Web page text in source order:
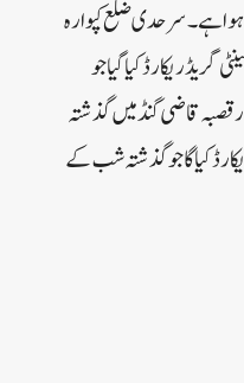
سے0.1 ڈگری سینٹی گریڈ کم ریکارڈ ہوا ہے۔سرحدی ضلع کپوارہ
میٹر بارش ریکارڈ ہوئی ہے جبکہ کم سے کم درجہ حرارت9.2 ڈگری سینٹی گریڈ ریکارڈ کیا گیا جو
مشہور قصبہ قاضی گنڈ میں گذشتہ
کم سے کم درجہ حرارت 9.1 ڈگری سینٹی گریڈ ریکارڈ کیا گا جو گذشتہ شب کے